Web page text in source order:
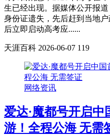
生已经出现。据媒体公开报
身份证遗失，先后赶到当地
后立即启动高考应......
天涯百科 2026-06-07 119
网络资讯
爱达·魔都号开启
游！全程公海 无需